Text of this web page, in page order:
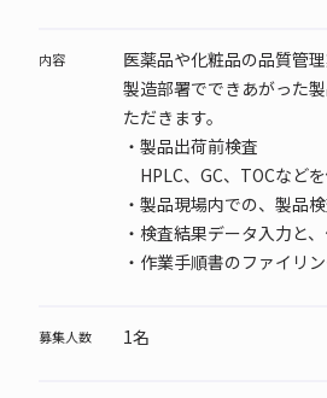
内容
医薬品や化粧品の品質管
製造部署でできあがった
ただきます。
・製品出荷前検査
HPLC、GC、TOCなど
・製品現場内での、製品
・検査結果データ入力と
・作業手順書のファイリ
募集人数 1名